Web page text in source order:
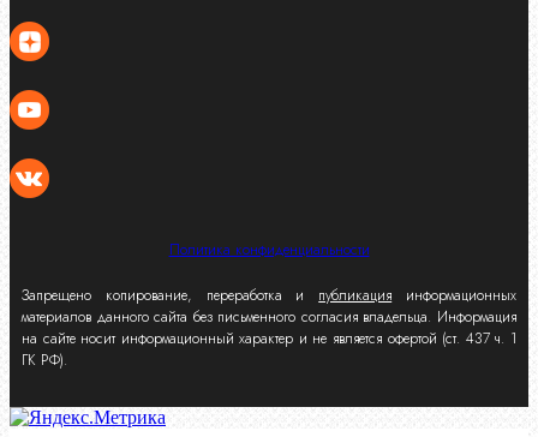
Политика конфиденциальности
Запрещено копирование, переработка и публикация информационных
материалов данного сайта без письменного согласия владельца. Информация
на сайте носит информационный характер и не является офертой (ст. 437 ч. 1
ГК РФ).